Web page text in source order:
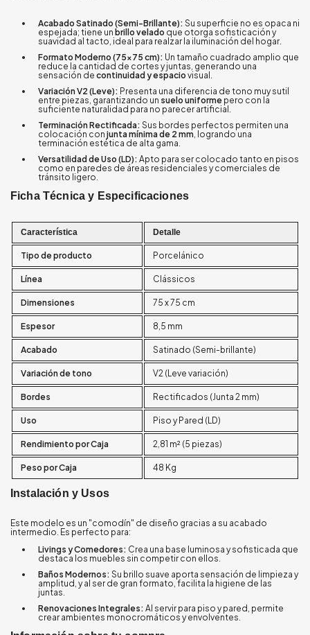
Acabado Satinado (Semi-Brillante): Su superficie no es opaca ni
espejada; tiene un brillo velado que otorga sofisticación y
suavidad al tacto, ideal para realzar la iluminación del hogar.
Formato Moderno (75x75 cm): Un tamaño cuadrado amplio que
reduce la cantidad de cortes y juntas, generando una
sensación de continuidad y espacio visual.
Variación V2 (Leve): Presenta una diferencia de tono muy sutil
entre piezas, garantizando un suelo uniforme pero con la
suficiente naturalidad para no parecer artificial.
Terminación Rectificada: Sus bordes perfectos permiten una
colocación con junta mínima de 2 mm , logrando una
terminación estética de alta gama.
Versatilidad de Uso (LD): Apto para ser colocado tanto en pisos
como en paredes de áreas residenciales y comerciales de
tránsito ligero.
Ficha Técnica y Especificaciones
Característica Detalle
Tipo de producto Porcelánico
Línea Clássicos
Dimensiones 75 x 75 cm
Espesor 8,5 mm
Acabado Satinado (Semi-brillante)
Variación de tono V2 (Leve variación)
Bordes Rectificados (Junta 2 mm)
Uso Piso y Pared (LD)
Rendimiento por Caja 2,81 m² (5 piezas)
Peso por Caja 48 Kg
Instalación y Usos
Este modelo es un "comodín" de diseño gracias a su acabado
intermedio. Es perfecto para:
Livings y Comedores: Crea una base luminosa y sofisticada que
destaca los muebles sin competir con ellos.
Baños Modernos: Su brillo suave aporta sensación de limpieza y
amplitud, y al ser de gran formato, facilita la higiene de las
juntas.
Renovaciones Integrales: Al servir para piso y pared, permite
crear ambientes monocromáticos y envolventes.